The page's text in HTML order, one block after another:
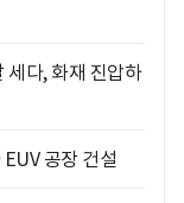
다, 화재 진압하
공장 건설